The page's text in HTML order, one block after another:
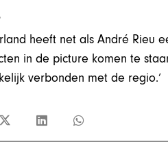
heeft net als André Rieu
in de picture komen te
verbonden met de regio.’